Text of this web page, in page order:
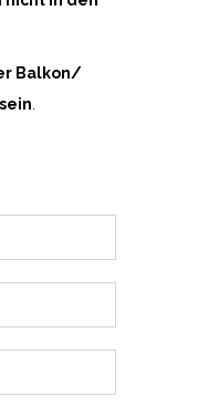
Balkon/